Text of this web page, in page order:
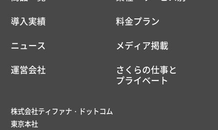
導入実績
料金プラン
ニュース
メディア掲載
運営会社
さくらの仕事と
プライベート
株式会社ティファナ・ドットコム
東京本社